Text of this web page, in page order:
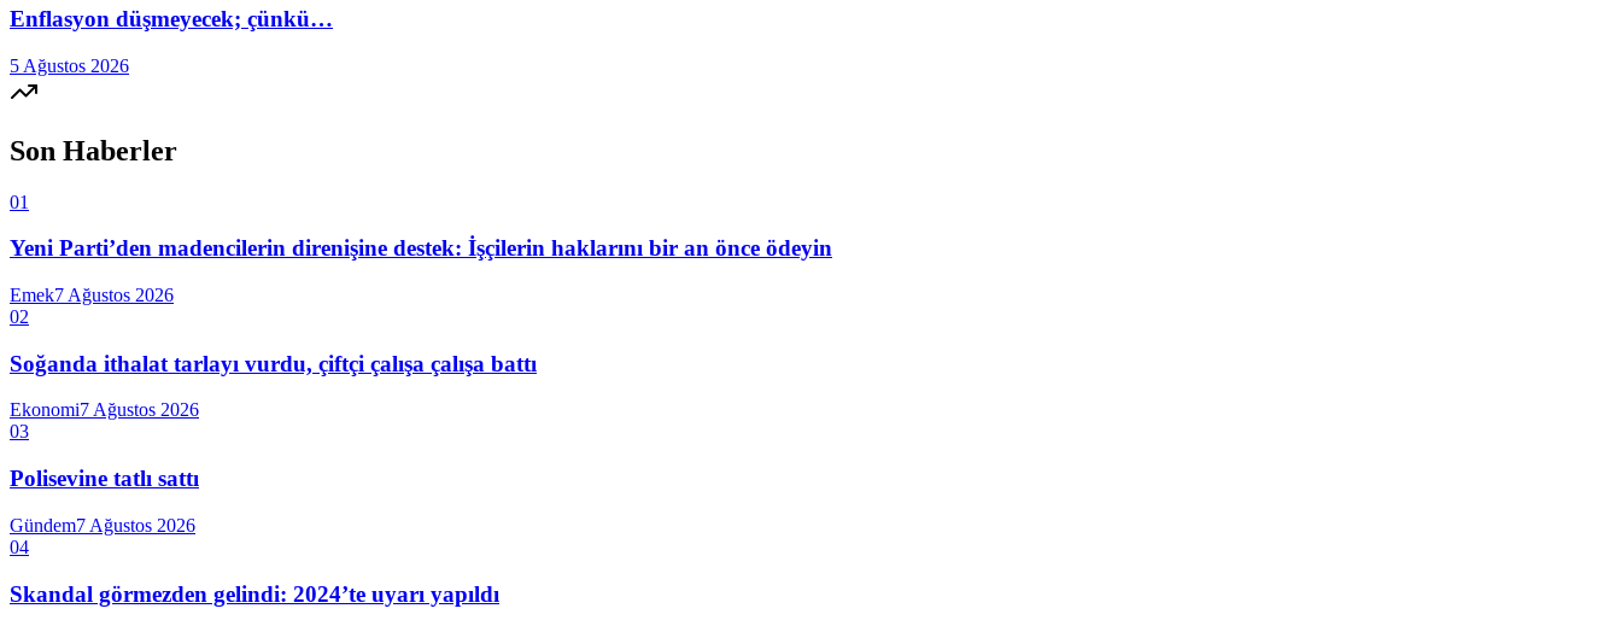
Enflasyon düşmeyecek; çünkü…
5 Ağustos 2026
Son Haberler
01
Yeni Parti’den madencilerin direnişine destek: İşçilerin haklarını bir an önce ödeyin
Emek7 Ağustos 2026
02
Soğanda ithalat tarlayı vurdu, çiftçi çalışa çalışa battı
Ekonomi7 Ağustos 2026
03
Polisevine tatlı sattı
Gündem7 Ağustos 2026
04
Skandal görmezden gelindi: 2024’te uyarı yapıldı